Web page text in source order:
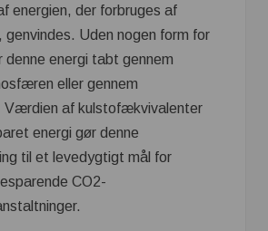
energien, der forbruges af
genvindes. Uden nogen form for
denne energi tabt gennem
eller gennem
Værdien af kulstofækvivalenter
energi gør denne
til et levedygtigt mål for
CO2-